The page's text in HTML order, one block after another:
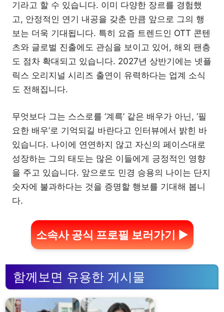
기라고 할 수 있습니다. 이미 다양한 장르를 경험했
고, 안정적인 연기 내공을 갖춘 만큼 앞으로 그의 행
보는 더욱 기대됩니다. 특히 요즘 트렌드인 OTT 콘텐
츠와 글로벌 진출에도 관심을 보이고 있어, 해외 팬층
도 점차 확대되고 있습니다. 2027년 상반기에는 넷플
릭스 오리지널 시리즈 출연이 유력하다는 업계 소식
도 전해집니다.
무엇보다 그는 스스로를 ‘계륵’ 같은 배우가 아닌, ‘필
요한 배우’로 기억되길 바란다고 인터뷰에서 밝힌 바
있습니다. 나이에 연연하지 않고 자신의 페이스대로
성장하는 그의 태도는 많은 이들에게 긍정적인 영향
을 주고 있습니다. 앞으로도 민경 승용의 나이는 단지
숫자에 불과하다는 것을 증명할 행보를 기대해 봅니
다.
소속사 공식 프로필 보러가기 ▶
함께보면 유용한 게시물